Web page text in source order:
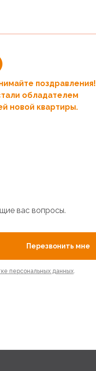
поздравления!
обладателем
новой квартиры.
вас вопросы.
Перезвонить мне
персональных данных